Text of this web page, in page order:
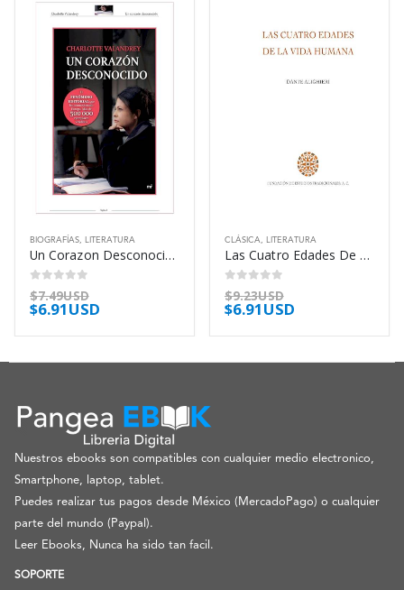
BIOGRAFÍAS, LITERATURA
Un Corazon Desconocido – Valandrey Charlotte
0out of 5
$7.49USD
$6.91USD
CLÁSICA, LITERATURA
Las Cuatro Edades De La Vida Humana – Alighieri Dante
0out of 5
$9.23USD
$6.91USD
Nuestros ebooks son compatibles con cualquier medio electronico,
Smartphone, laptop, tablet.
Puedes realizar tus pagos desde México (MercadoPago) o cualquier
parte del mundo (Paypal).
Leer Ebooks, Nunca ha sido tan facil.
SOPORTE